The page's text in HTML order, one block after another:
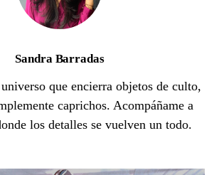
Sandra Barradas
que encierra objetos de culto,
caprichos. Acompáñame a
los detalles se vuelven un todo.